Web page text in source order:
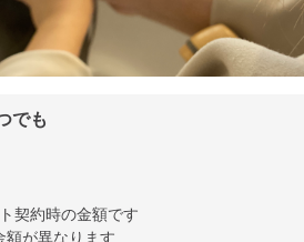
でも
契約時の金額です
が異なります